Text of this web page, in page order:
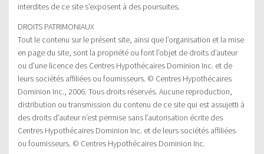
interdites de ce site s’exposent à des poursuites.
DROITS PATRIMONIAUX
Tout le contenu sur le présent site, ainsi que l’organisation et la mise
en page du site, sont la propriété ou font l’objet de droits d’auteur
ou d’une licence des Centres Hypothécaires Dominion Inc. et de
leurs sociétés affiliées ou fournisseurs. © Centres Hypothécaires
Dominion Inc., 2006. Tous droits réservés. Aucune reproduction,
distribution ou transmission du contenu de ce site qui est assujetti à
des droits d’auteur n’est permise sans l’autorisation écrite des
Centres Hypothécaires Dominion Inc. et de leurs sociétés affiliées
ou fournisseurs. © Centres Hypothécaires Dominion Inc.